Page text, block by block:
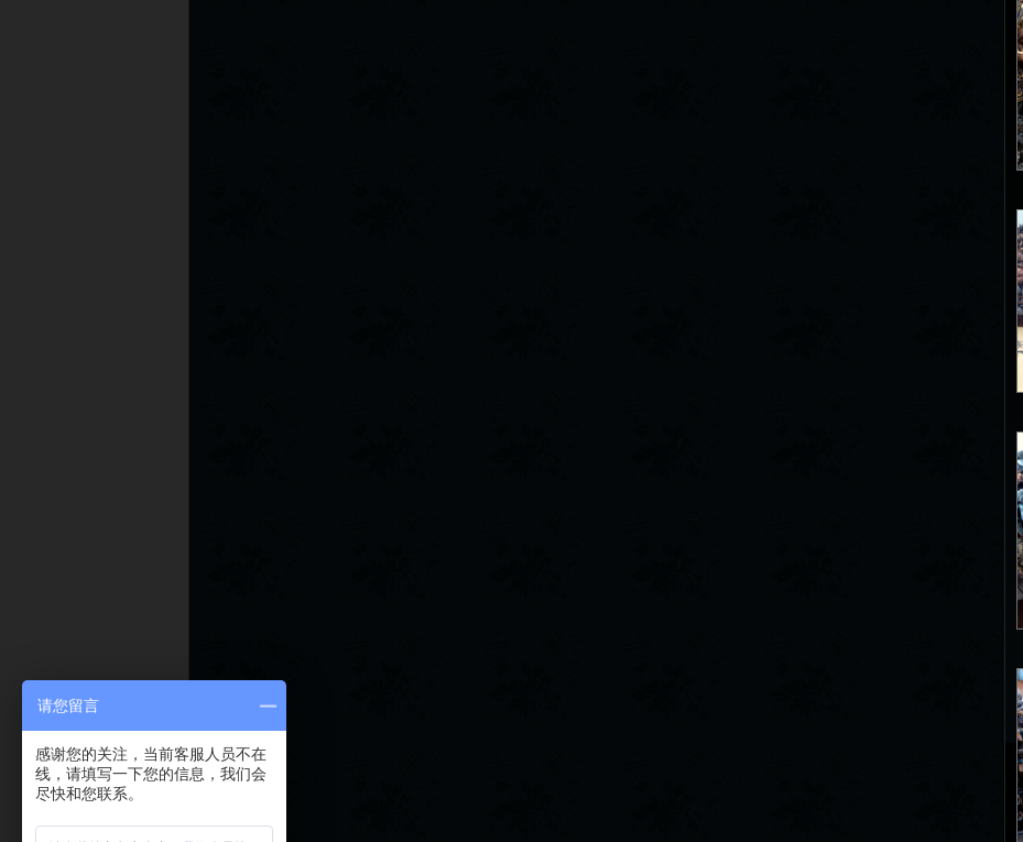
请您留言
感谢您的关注，当前客服人员不在
线，请填写一下您的信息，我们会
尽快和您联系。